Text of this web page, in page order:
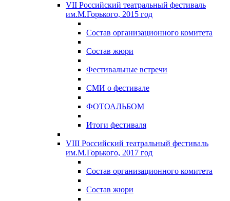
VII Российский театральный фестиваль
им.М.Горького, 2015 год
Состав организационного комитета
Состав жюри
Фестивальные встречи
СМИ о фестивале
ФОТОАЛЬБОМ
Итоги фестиваля
VIII Российский театральный фестиваль
им.М.Горького, 2017 год
Состав организационного комитета
Состав жюри